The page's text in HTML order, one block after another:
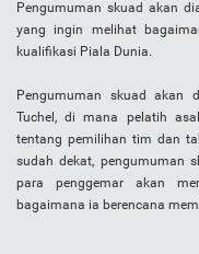
Pengumuman skuad akan
yang ingin melihat
kualifikasi Piala Dunia.
Pengumuman skuad akan
Tuchel, di mana pelatih
tentang pemilihan tim dan
sudah dekat, pengumuman
para penggemar akan
bagaimana ia berencana